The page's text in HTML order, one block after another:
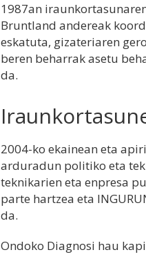
1987an
Bruntland andereak
eskatuta, gizateriaren
beren beharrak asetu
da.
2004-ko ekainean eta
arduradun politiko eta
teknikarien eta enpresa
parte hartzea eta
da.
Ondoko Diagnosi hau